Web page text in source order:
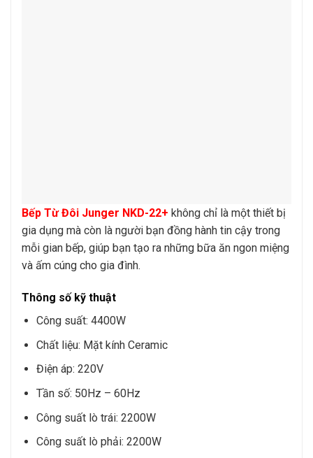
Bếp Từ Đôi Junger NKD-22+ không chỉ là một thiết bị
gia dụng mà còn là người bạn đồng hành tin cậy trong
mỗi gian bếp, giúp bạn tạo ra những bữa ăn ngon miệng
và ấm cúng cho gia đình.
Thông số kỹ thuật
Công suất: 4400W
Chất liệu: Mặt kính Ceramic
Điện áp: 220V
Tần số: 50Hz – 60Hz
Công suất lò trái: 2200W
Công suất lò phải: 2200W